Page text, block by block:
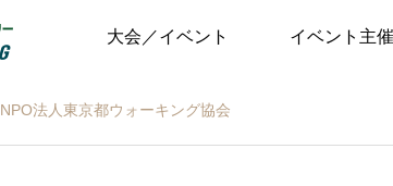
大会／イベント イベント主
NPO法人東京都ウォーキング協会